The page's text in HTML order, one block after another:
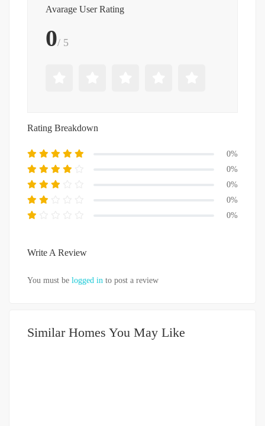
Avarage User Rating
0/ 5
Rating Breakdown
0%
0%
0%
0%
0%
Write A Review
You must be logged in to post a review
Similar Homes You May Like